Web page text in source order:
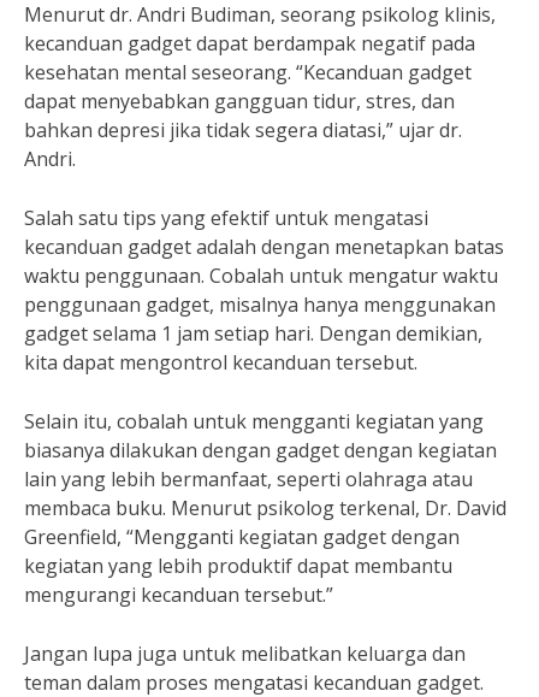
Menurut dr. Andri Budiman, seorang psikolog klinis,
kecanduan gadget dapat berdampak negatif pada
kesehatan mental seseorang. “Kecanduan gadget
dapat menyebabkan gangguan tidur, stres, dan
bahkan depresi jika tidak segera diatasi,” ujar dr.
Andri.
Salah satu tips yang efektif untuk mengatasi
kecanduan gadget adalah dengan menetapkan batas
waktu penggunaan. Cobalah untuk mengatur waktu
penggunaan gadget, misalnya hanya menggunakan
gadget selama 1 jam setiap hari. Dengan demikian,
kita dapat mengontrol kecanduan tersebut.
Selain itu, cobalah untuk mengganti kegiatan yang
biasanya dilakukan dengan gadget dengan kegiatan
lain yang lebih bermanfaat, seperti olahraga atau
membaca buku. Menurut psikolog terkenal, Dr. David
Greenfield, “Mengganti kegiatan gadget dengan
kegiatan yang lebih produktif dapat membantu
mengurangi kecanduan tersebut.”
Jangan lupa juga untuk melibatkan keluarga dan
teman dalam proses mengatasi kecanduan gadget.